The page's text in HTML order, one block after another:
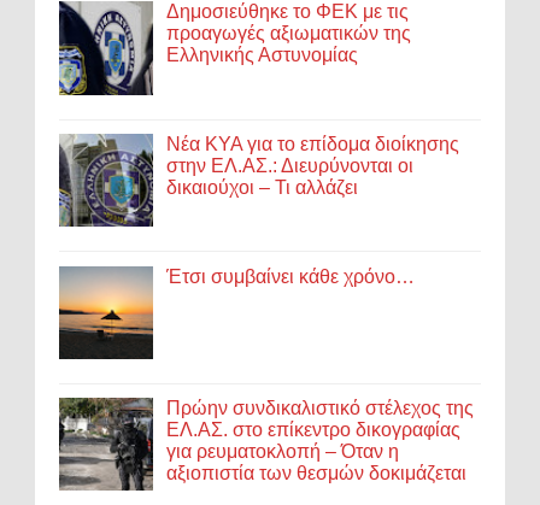
Δημοσιεύθηκε το ΦΕΚ με τις
προαγωγές αξιωματικών της
Ελληνικής Αστυνομίας
Νέα ΚΥΑ για το επίδομα διοίκησης
στην ΕΛ.ΑΣ.: Διευρύνονται οι
δικαιούχοι – Τι αλλάζει
Έτσι συμβαίνει κάθε χρόνο…
Πρώην συνδικαλιστικό στέλεχος της
ΕΛ.ΑΣ. στο επίκεντρο δικογραφίας
για ρευματοκλοπή – Όταν η
αξιοπιστία των θεσμών δοκιμάζεται